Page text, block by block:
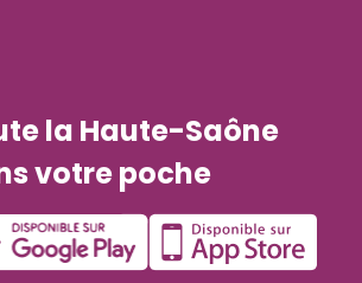
la Haute-Saône
votre poche